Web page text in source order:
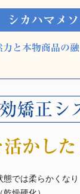
では柔らかくなり